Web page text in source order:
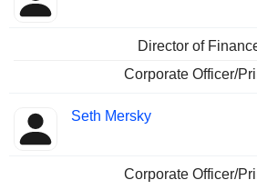
Director of
Corporate Officer/
Seth Mersky
Corporate Officer/